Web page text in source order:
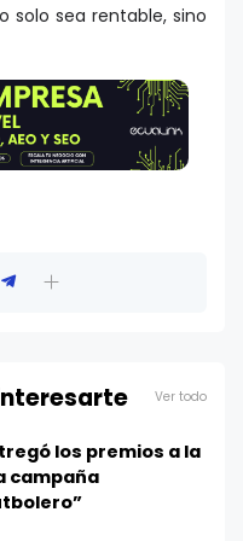
solo sea rentable, sino
Ver todo
los premios a la
campaña